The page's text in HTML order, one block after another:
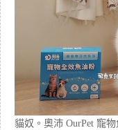
貓奴。奧沛 OurPet 寵